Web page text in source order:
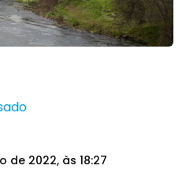
de 2022, às 18:27